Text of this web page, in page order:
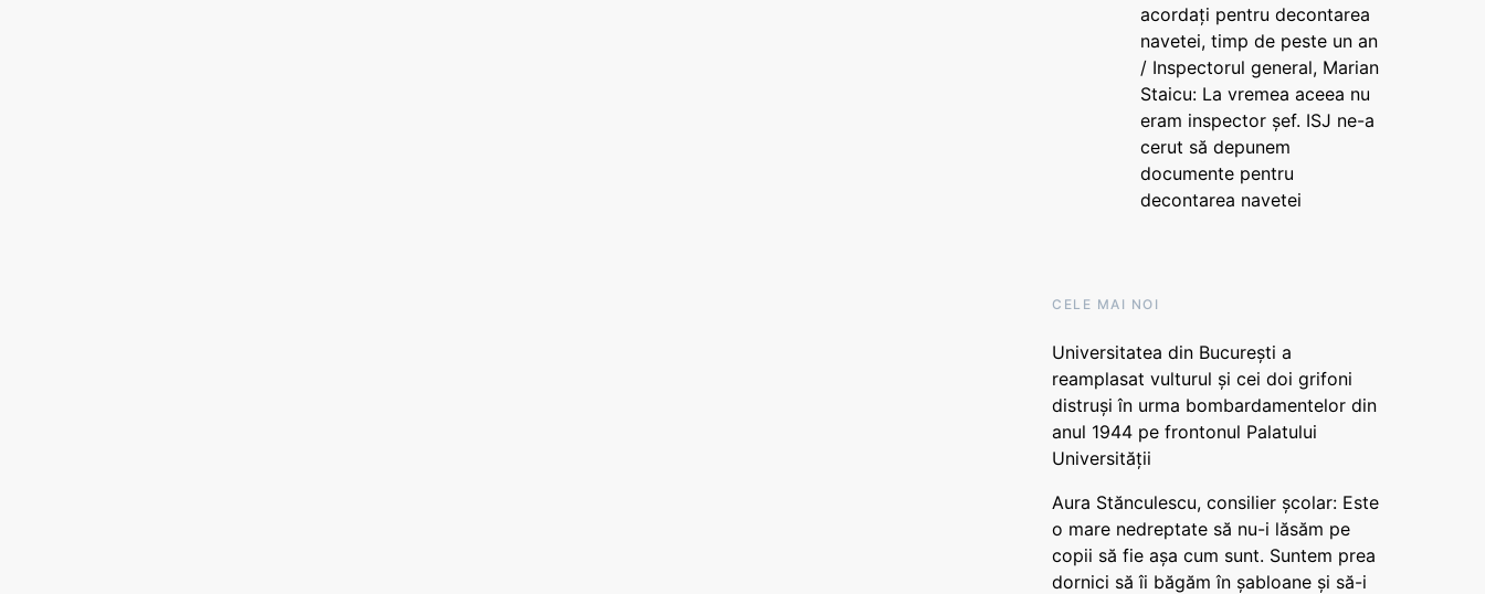
acordați pentru decontarea
navetei, timp de peste un an
/ Inspectorul general, Marian
Staicu: La vremea aceea nu
eram inspector șef. ISJ ne-a
cerut să depunem
documente pentru
decontarea navetei
CELE MAI NOI
Universitatea din București a
reamplasat vulturul și cei doi grifoni
distruși în urma bombardamentelor din
anul 1944 pe frontonul Palatului
Universității
Aura Stănculescu, consilier școlar: Este
o mare nedreptate să nu-i lăsăm pe
copii să fie așa cum sunt. Suntem prea
dornici să îi băgăm în șabloane și să-i